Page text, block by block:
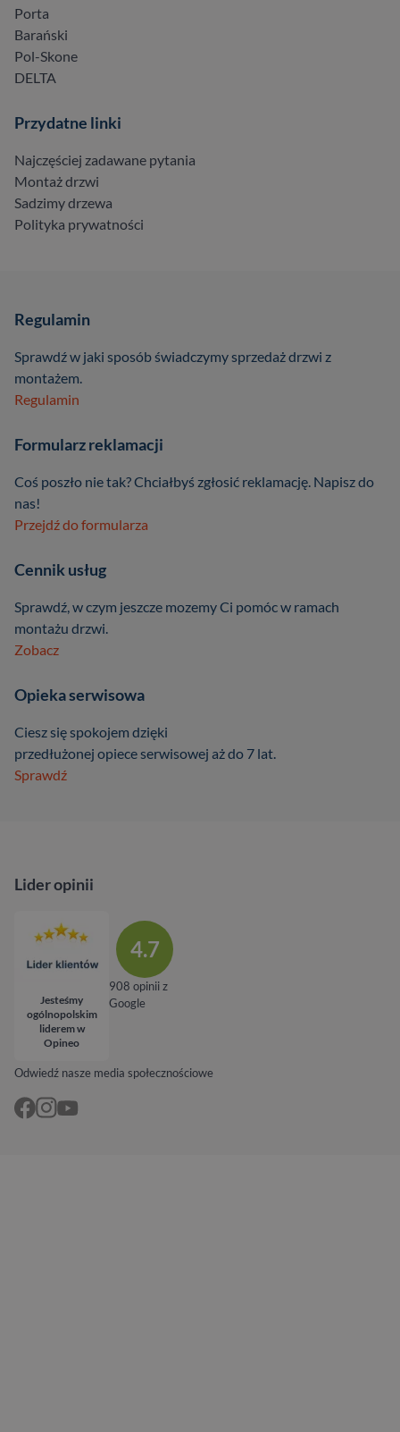
Porta
Barański
Pol-Skone
DELTA
Przydatne linki
Najczęściej zadawane pytania
Montaż drzwi
Sadzimy drzewa
Polityka prywatności
Regulamin
Sprawdź w jaki sposób świadczymy sprzedaż drzwi z
montażem.
Regulamin
Formularz reklamacji
Coś poszło nie tak? Chciałbyś zgłosić reklamację. Napisz do
nas!
Przejdź do formularza
Cennik usług
Sprawdź, w czym jeszcze mozemy Ci pomóc w ramach
montażu drzwi.
Zobacz
Opieka serwisowa
Ciesz się spokojem dzięki
przedłużonej opiece serwisowej aż do 7 lat.
Sprawdź
Odwiedź nasze media społecznościowe
Lider opinii
Jesteśmy
ogólnopolskim
liderem w
Opineo
4.7
908 opinii z
Google